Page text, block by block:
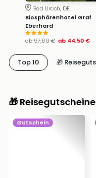
Bad Urach, DE
Biosphärenhotel Graf
Eberhard
ab97,00 € ab 44,50 €
Top 10 🎁
🎁 Reisegutscheine
Gutschein